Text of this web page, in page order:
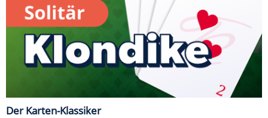
Der Karten-Klassiker